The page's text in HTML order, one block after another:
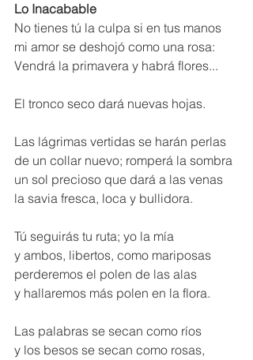
Lo Inacabable
No tienes tú la culpa si en tus manos
mi amor se deshojó como una rosa:
Vendrá la primavera y habrá flores...
El tronco seco dará nuevas hojas.
Las lágrimas vertidas se harán perlas
de un collar nuevo; romperá la sombra
un sol precioso que dará a las venas
la savia fresca, loca y bullidora.
Tú seguirás tu ruta; yo la mía
y ambos, libertos, como mariposas
perderemos el polen de las alas
y hallaremos más polen en la flora.
Las palabras se secan como ríos
y los besos se secan como rosas,